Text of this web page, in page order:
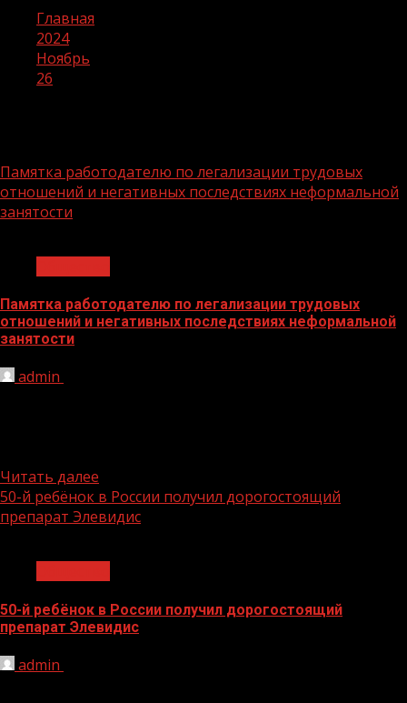
Главная
2024
Ноябрь
26
Памятка работодателю по легализации трудовых
отношений и негативных последствиях неформальной
занятости
Памятка работодателю по легализации трудовых
отношений и негативных последствиях неформальной
занятости
admin
Читать далее
50-й ребёнок в России получил дорогостоящий
препарат Элевидис
50-й ребёнок в России получил дорогостоящий
препарат Элевидис
admin